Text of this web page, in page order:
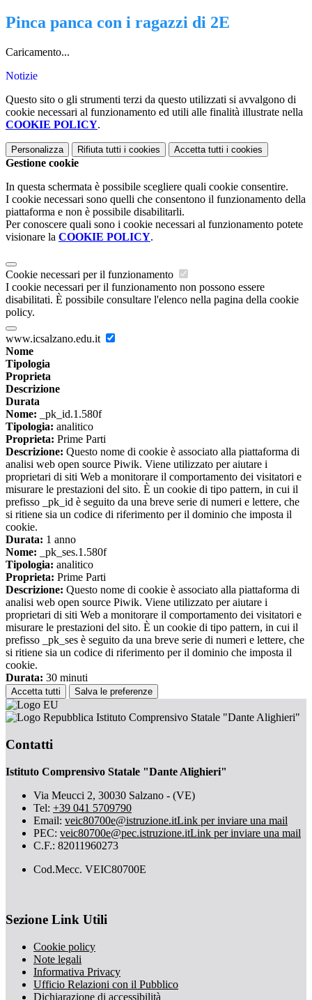
Pinca panca con i ragazzi di 2E
Caricamento...
Notizie
Questo sito o gli strumenti terzi da questo utilizzati si avvalgono di
cookie necessari al funzionamento ed utili alle finalità illustrate nella
COOKIE POLICY.
Personalizza Rifiuta tutti i cookies Accetta tutti i cookies
Gestione cookie
In questa schermata è possibile scegliere quali cookie consentire.
I cookie necessari sono quelli che consentono il funzionamento della
piattaforma e non è possibile disabilitarli.
Per conoscere quali sono i cookie necessari al funzionamento potete
visionare la COOKIE POLICY.
Cookie necessari per il funzionamento
I cookie necessari per il funzionamento non possono essere
disabilitati. È possibile consultare l'elenco nella pagina della cookie
policy.
www.icsalzano.edu.it
Nome
Tipologia
Proprieta
Descrizione
Durata
Nome: _pk_id.1.580f
Tipologia: analitico
Proprieta: Prime Parti
Descrizione: Questo nome di cookie è associato alla piattaforma di
analisi web open source Piwik. Viene utilizzato per aiutare i
proprietari di siti Web a monitorare il comportamento dei visitatori e
misurare le prestazioni del sito. È un cookie di tipo pattern, in cui il
prefisso _pk_id è seguito da una breve serie di numeri e lettere, che
si ritiene sia un codice di riferimento per il dominio che imposta il
cookie.
Durata: 1 anno
Nome: _pk_ses.1.580f
Tipologia: analitico
Proprieta: Prime Parti
Descrizione: Questo nome di cookie è associato alla piattaforma di
analisi web open source Piwik. Viene utilizzato per aiutare i
proprietari di siti Web a monitorare il comportamento dei visitatori e
misurare le prestazioni del sito. È un cookie di tipo pattern, in cui il
prefisso _pk_ses è seguito da una breve serie di numeri e lettere, che
si ritiene sia un codice di riferimento per il dominio che imposta il
cookie.
Durata: 30 minuti
Accetta tutti Salva le preferenze
Istituto Comprensivo Statale "Dante Alighieri"
Contatti
Istituto Comprensivo Statale "Dante Alighieri"
Via Meucci 2, 30030 Salzano - (VE)
Tel: +39 041 5709790
Email: veic80700e@istruzione.itLink per inviare una mail
PEC: veic80700e@pec.istruzione.itLink per inviare una mail
C.F.: 82011960273
Cod.Mecc. VEIC80700E
Sezione Link Utili
Cookie policy
Note legali
Informativa Privacy
Ufficio Relazioni con il Pubblico
Dichiarazione di accessibilità